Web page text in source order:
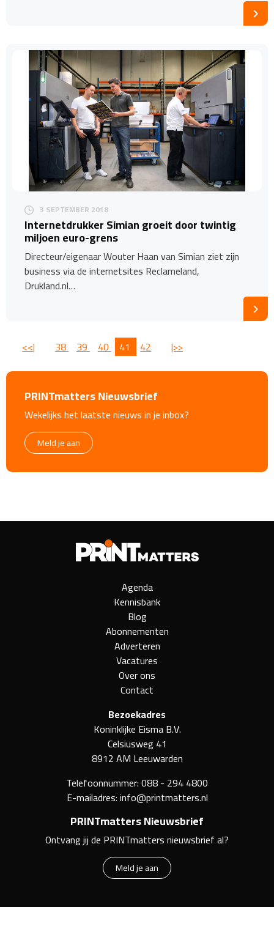
3 SEPTEMBER 2018
Internetdrukker Simian groeit door twintig
miljoen euro-grens
Directeur/eigenaar Wouter Haan van Simian ziet zijn
business via de internetsites Reclameland,
Drukland.nl…
<<| 38 39 40 41 42 |>>
PRINTmatters Nieuwsbrief
Wekelijks het laatste nieuws in je inbox?
Meld je aan
Agenda
Kennisbank
Blog
Abonnementen
Adverteren
Vacatures
Over ons
Contact
Bezoekadres
Koninklijke Eisma B.V.
Celsiusweg 41
8912 AM Leeuwarden
Telefoonnummer:088 - 294 4800
E-mailadres:info@printmatters.nl
PRINTmatters Nieuwsbrief
Ontvang jij de PRINTmatters nieuwsbrief al?
Meld je aan